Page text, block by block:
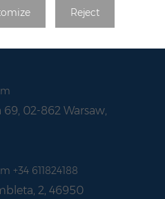
Reject
Thuan, District 7,
69, 02-862 Warsaw,
+34 611824188
2, 46950